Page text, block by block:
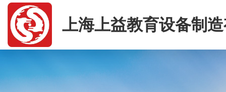
上海上益教育设备制
司